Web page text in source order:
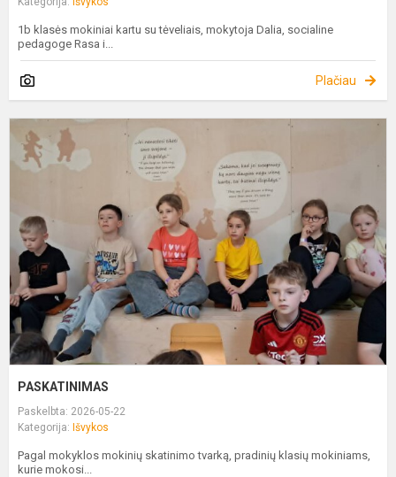
1b klasės mokiniai kartu su tėveliais, mokytoja Dalia, socialine
pedagoge Rasa i...
Plačiau
PASKATINIMAS
Paskelbta: 2026-05-22
Kategorija: Išvykos
Pagal mokyklos mokinių skatinimo tvarką, pradinių klasių mokiniams,
kurie mokosi...